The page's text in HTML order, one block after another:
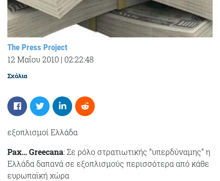
The Press Project
12 Μαΐου 2010 | 02:22:48
Σχόλια
εξοπλισμοί Ελλάδα
Pax… Greecana: Σε ρόλο στρατιωτικής “υπερδύναμης” η
Ελλάδα δαπανά σε εξοπλισμούς περισσότερα από κάθε
ευρωπαϊκή χώρα